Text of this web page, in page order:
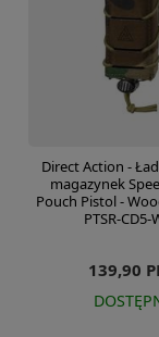
Direct Action -
magazynek
Pouch Pistol -
PTSR-CD5-
139,90